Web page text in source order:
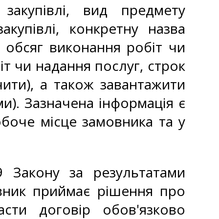
вид предмету
конкретну назва
обсяг виконання робіт чи
чи надання послуг, строк
а також завантажити
Зазначена інформація є
місце замовника та у
за результатами
приймає рішення про
договір обов'язково